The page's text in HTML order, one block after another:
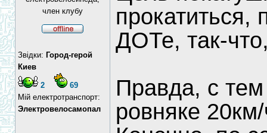
член клубу
Звідки: Город-герой
Киев
2
69
Мій електротранспорт:
Электровелосамопал
прокатиться,
ДОТе, так-
Правда, с
ровняке